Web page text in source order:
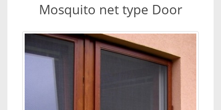
Mosquito net type Door